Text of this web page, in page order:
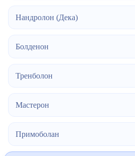
Нандролон (Дека)
Болденон
Тренболон
Мастерон
Примоболан